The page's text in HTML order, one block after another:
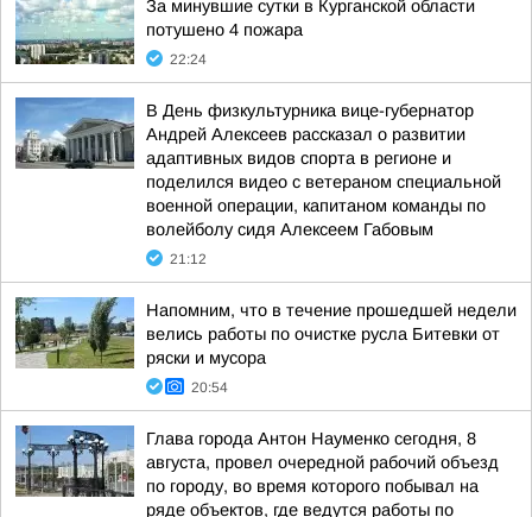
За минувшие сутки в Курганской области
потушено 4 пожара
22:24
В День физкультурника вице-губернатор
Андрей Алексеев рассказал о развитии
адаптивных видов спорта в регионе и
поделился видео с ветераном специальной
военной операции, капитаном команды по
волейболу сидя Алексеем Габовым
21:12
Напомним, что в течение прошедшей недели
велись работы по очистке русла Битевки от
ряски и мусора
20:54
Глава города Антон Науменко сегодня, 8
августа, провел очередной рабочий объезд
по городу, во время которого побывал на
ряде объектов, где ведутся работы по